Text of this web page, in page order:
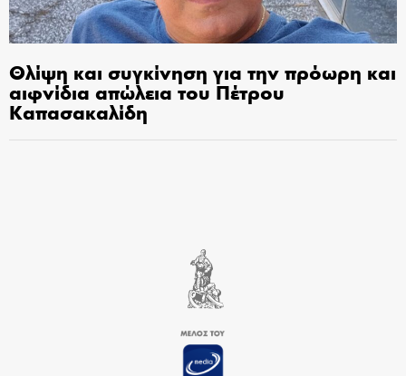
Θλίψη και συγκίνηση για την πρόωρη και
αιφνίδια απώλεια του Πέτρου
Καπασακαλίδη